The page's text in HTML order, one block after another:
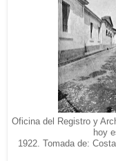
Oficina del Registro y
hoy
1922. Tomada de: